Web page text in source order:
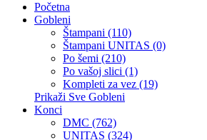
Početna
Gobleni
Štampani (110)
Štampani UNITAS (0)
Po šemi (210)
Po vašoj slici (1)
Kompleti za vez (19)
Prikaži Sve Gobleni
Konci
DMC (762)
UNITAS (324)